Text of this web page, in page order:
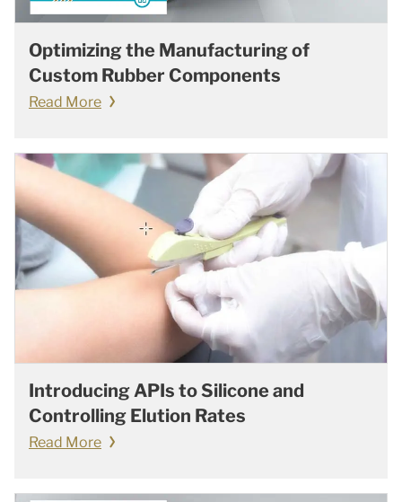
Optimizing the Manufacturing of
Custom Rubber Components
Read More
Introducing APIs to Silicone and
Controlling Elution Rates
Read More